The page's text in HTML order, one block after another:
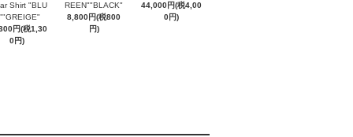
Shirt "BLU
円(税1,30
0円)
REEN""BLACK"
8,800円(税800
円)
44,000円(税4,00
0円)